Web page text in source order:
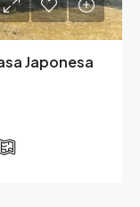
Japonesa